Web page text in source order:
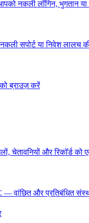
नकली लॉगिन, भुगतान
सपोर्ट या निवेश लालच
को ब्राउज़ करें
चेतावनियों और रिकॉर्ड
— वांछित और प्रतिबंधित